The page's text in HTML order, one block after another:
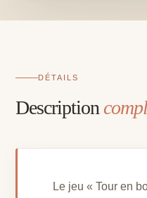
DÉTAILS
Description
Le jeu « Tour en